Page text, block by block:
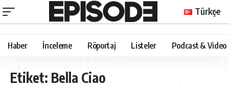
Türkçe
Haber İnceleme Röportaj Listeler Podcast & Video
Etiket:Bella Ciao